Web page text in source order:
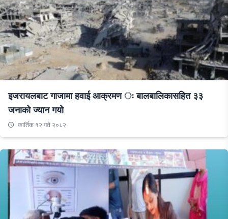
इजरायलबाट गाजामा हवाई आक्रमण ः बालबालिकासहित ३३
जनाको ज्यान गयो
कार्तिक १२ गते २०८२